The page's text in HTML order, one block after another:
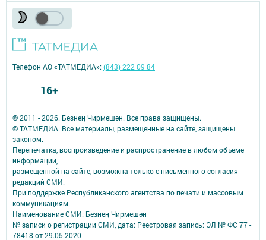
© 2011 - 2026. Безнең Чирмешән. Все права защищены.
© ТАТМЕДИА. Все материалы, размещенные на сайте, защищены
законом.
Перепечатка, воспроизведение и распространение в любом объеме
информации,
размещенной на сайте, возможна только с письменного согласия
редакций СМИ.
При поддержке Республиканского агентства по печати и массовым
коммуникациям.
Наименование СМИ: Безнең Чирмешән
№ записи о регистрации СМИ, дата: Реестровая запись: ЭЛ № ФС 77 -
78418 от 29.05.2020
Телефон АО «ТАТМЕДИА»:(843) 222 09 84
16+